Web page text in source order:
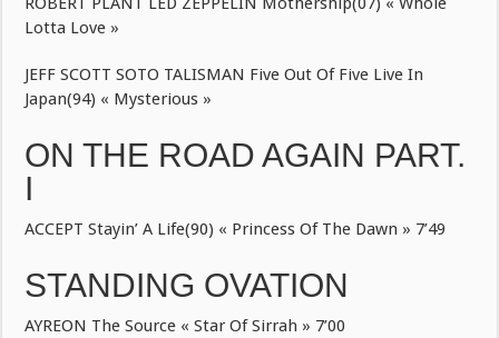
Lotta Love »
JEFF SCOTT SOTO TALISMAN Five Out Of Five Live In
Japan(94) « Mysterious »
ON THE ROAD AGAIN PART.
I
ACCEPT Stayin’ A Life(90) « Princess Of The Dawn » 7’49
STANDING OVATION
AYREON The Source « Star Of Sirrah » 7’00